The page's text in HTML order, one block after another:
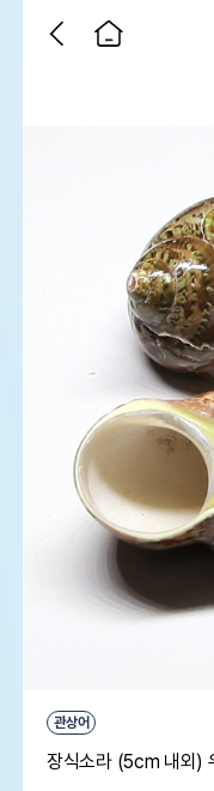
관상어
장식소라 (5cm 내외)